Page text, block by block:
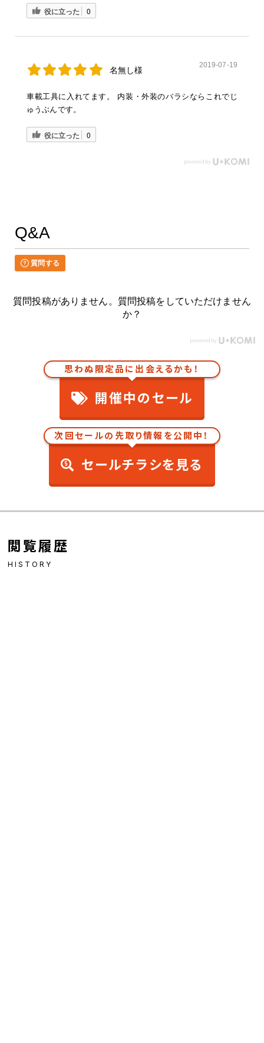
役に立った 0
名無し様
2019-07-19
車載工具に入れてます。 内装・外装のバラシならこれでじ
ゅうぶんです。
役に立った 0
Q&A
質問する
質問投稿がありません。質問投稿をしていただけません
か？
思わぬ限定品に出会えるかも！
開催中のセール
次回セールの先取り情報を公開中！
セールチラシを見る
閲覧履歴
HISTORY